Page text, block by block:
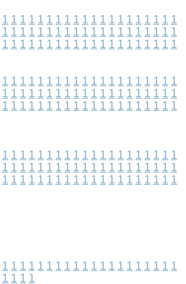
1 1 1 1 1 1 1 1 1 1 1 1 1 1 1 1 1 1 1 1
1 1 1 1 1 1 1 1 1 1 1 1 1 1 1 1 1 1 1 1
1 1 1 1 1 1 1 1 1 1 1 1 1 1 1 1 1 1 1 1
1 1 1 1 1 1 1 1 1 1 1 1 1 1 1 1 1 1 1 1
1 1 1 1 1 1 1 1 1 1 1 1 1 1 1 1 1 1 1 1
1 1 1 1 1 1 1 1 1 1 1 1 1 1 1 1 1 1 1 1
1 1 1 1 1 1 1 1 1 1 1 1 1 1 1 1 1 1 1 1
1 1 1 1 1 1 1 1 1 1 1 1 1 1 1 1 1 1 1 1
1 1 1 1 1 1 1 1 1 1 1 1 1 1 1 1 1 1 1 1
1 1 1 1 1 1 1 1 1 1 1 1 1 1 1 1 1 1 1 1
1 1 1 1